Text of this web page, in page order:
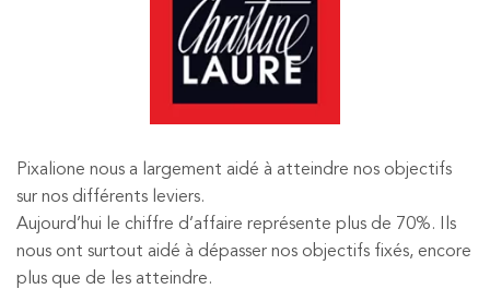
Pixalione nous a largement aidé à atteindre nos objectifs
sur nos différents leviers.
Aujourd’hui le chiffre d’affaire représente plus de 70%. Ils
nous ont surtout aidé à dépasser nos objectifs fixés, encore
plus que de les atteindre.